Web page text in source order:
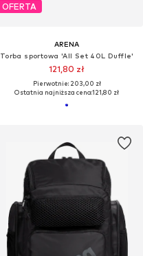
OFERTA
ARENA
Torba sportowa 'All Set 40L Duffle'
121,80 zł
Pierwotnie: 203,00 zł
Ostatnia najniższa cena:121,80 zł